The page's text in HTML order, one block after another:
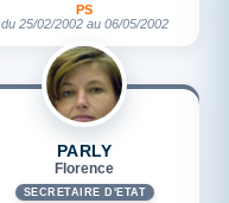
PS
du 25/02/2002 au 06/05/2002
PARLY
Florence
SECRÉTAIRE D'ETAT